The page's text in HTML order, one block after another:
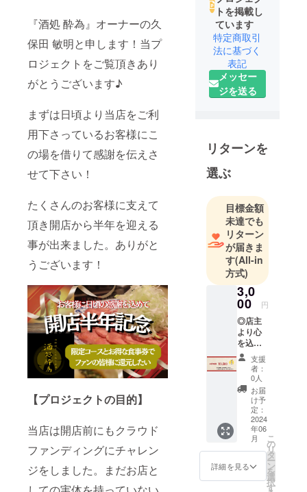
『酒処 酔為』オーナーの久
保田 敏明と申します！当プ
ロジェクトをご覧頂きあり
がとうございます♪
まずは日頃より当店をご利
用下さっているお客様にこ
の場を借りて感謝を伝えさ
せて下さい！
たくさんのお客様に支えて
頂き開店から半年を迎える
事が出来ました。ありがと
うございます！
【プロジェクトの目的】
当店は開店前にもクラウド
ファンディングにチャレン
ジをしました。まだお店と
トを掲載し
ています
特定商取引
法に基づく
表記
メッセー
ジを送る
リターンを
選ぶ
目標金額
未達でも
リターン
が届きま
す(All-in
方式)
3,0
00 円
◎店主
より心
を込め
た手紙
◎『酒
処 酔
為』で
ご利用
いただ
ける食
事券
¥3,500
分 ※有
効期限
2024年
12月末
支援
者：
0人
お届
け予
定：
2024
年06
月
詳細を見る
こ
の
リ
タ
ー
ン
を
選
択
す